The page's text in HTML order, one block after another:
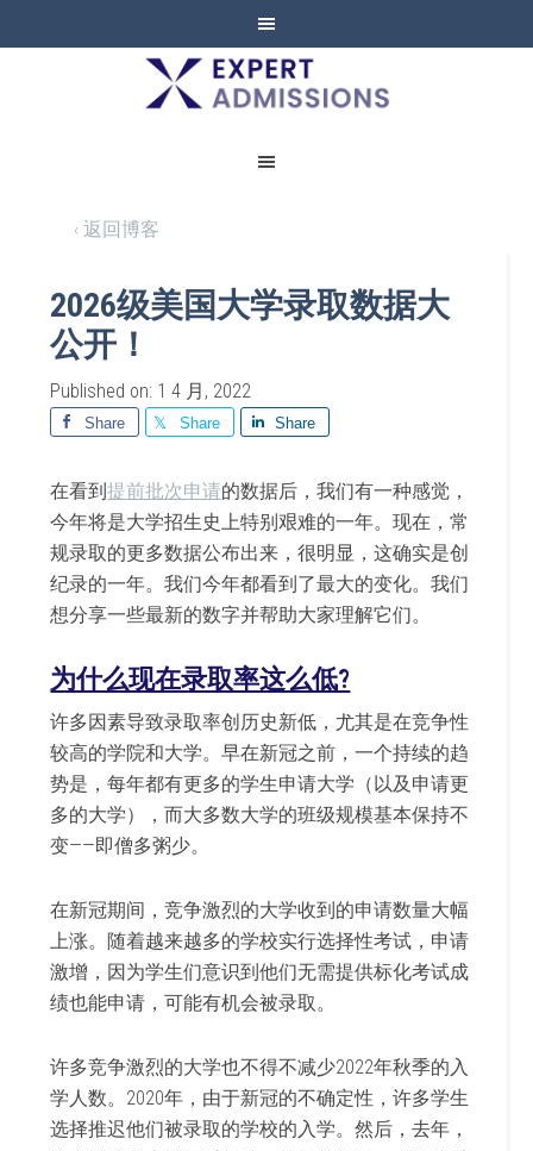
EXPERT
ADMISSIONS
‹ 返回博客
2026级美国大学录取数据大
公开！
Published on: 1 4 月, 2022
Share Share Share
在看到提前批次申请的数据后，我们有一种感觉，
今年将是大学招生史上特别艰难的一年。现在，常
规录取的更多数据公布出来，很明显，这确实是创
纪录的一年。我们今年都看到了最大的变化。我们
想分享一些最新的数字并帮助大家理解它们。
为什么现在录取率这么低?
许多因素导致录取率创历史新低，尤其是在竞争性
较高的学院和大学。早在新冠之前，一个持续的趋
势是，每年都有更多的学生申请大学（以及申请更
多的大学），而大多数大学的班级规模基本保持不
变——即僧多粥少。
在新冠期间，竞争激烈的大学收到的申请数量大幅
上涨。随着越来越多的学校实行选择性考试，申请
激增，因为学生们意识到他们无需提供标化考试成
绩也能申请，可能有机会被录取。
许多竞争激烈的大学也不得不减少2022年秋季的入
学人数。2020年，由于新冠的不确定性，许多学生
选择推迟他们被录取的学校的入学。然后，去年，